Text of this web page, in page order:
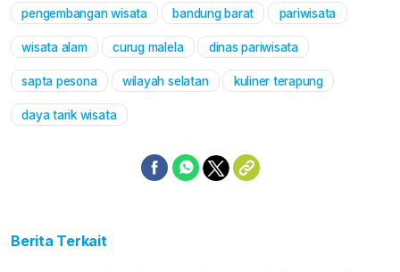
Mute
pengembangan wisata bandung barat pariwisata
wisata alam curug malela dinas pariwisata
sapta pesona wilayah selatan kuliner terapung
daya tarik wisata
Berita Terkait